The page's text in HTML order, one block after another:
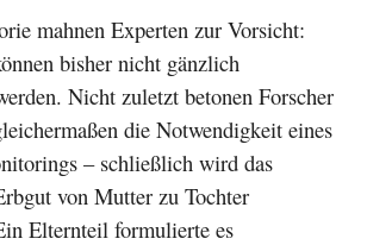
mahnen Experten zur Vorsicht:
bisher nicht gänzlich
Nicht zuletzt betonen Forscher
die Notwendigkeit eines
– schließlich wird das
von Mutter zu Tochter
Elternteil formulierte es